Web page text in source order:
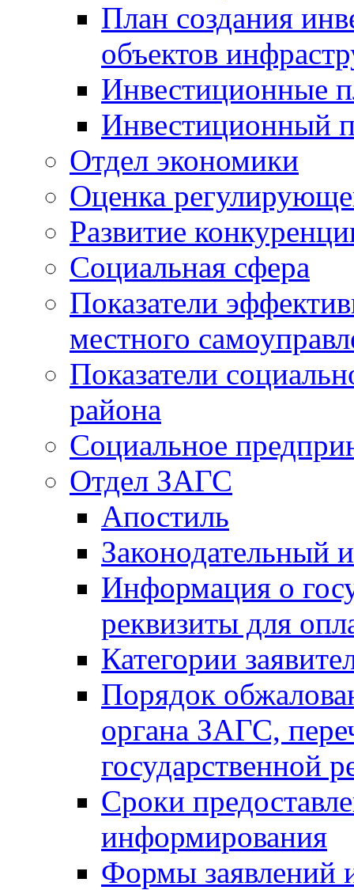
План создания
объектов
Инвестиционные
Инвестиционный
Отдел экономики
Оценка
Развитие
Социальная сфера
Показатели
местного
Показатели
района
Социальное
Отдел ЗАГС
Апостиль
Законодательный
Информация о
реквизиты для
Категории
Порядок
органа ЗАГС,
государственной
Сроки
информирования
Формы заявлений